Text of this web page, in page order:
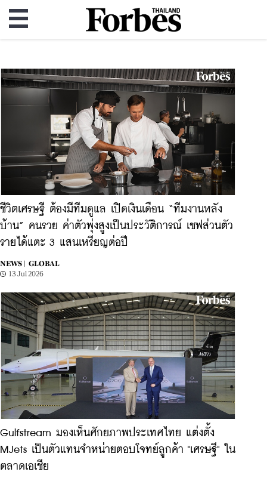
ชีวิตเศรษฐี ต้องมีทีมดูแล เปิดเงินเดือน “ทีมงานหลัง
บ้าน” คนรวย ค่าตัวพุ่งสูงเป็นประวัติการณ์ เชฟส่วนตัว
รายได้แตะ 3 แสนเหรียญต่อปี
NEWS |
GLOBAL
13 Jul 2026
Gulfstream มองเห็นศักยภาพประเทศไทย แต่งตั้ง
MJets เป็นตัวแทนจำหน่ายตอบโจทย์ลูกค้า "เศรษฐี" ใน
ตลาดเอเชีย